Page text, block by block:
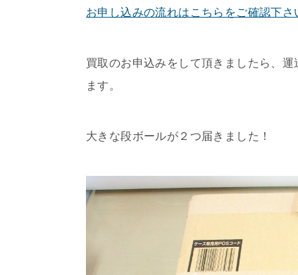
お申し込みの流れはこちらをご確認下さ
買取のお申込みをして頂きましたら、
ます。
大きな段ボールが２つ届きました！